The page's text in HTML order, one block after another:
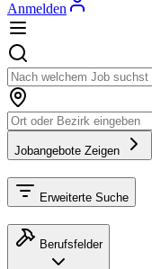
Anmelden
Jobangebote Zeigen
Erweiterte Suche
Berufsfelder